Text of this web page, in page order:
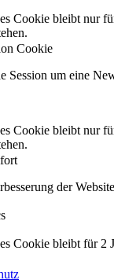
Cookie bleibt nur
Cookie
Session um eine
Cookie bleibt nur
der
Cookie bleibt für 2